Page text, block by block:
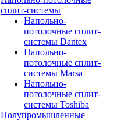
сплит-системы
Напольно-
потолочные сплит-
системы Dantex
Напольно-
потолочные сплит-
системы Marsa
Напольно-
потолочные сплит-
системы Toshiba
Полупромышленные